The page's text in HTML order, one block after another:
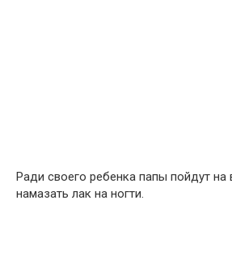
Ради своего ребенка папы пойдут
намазать лак на ногти.